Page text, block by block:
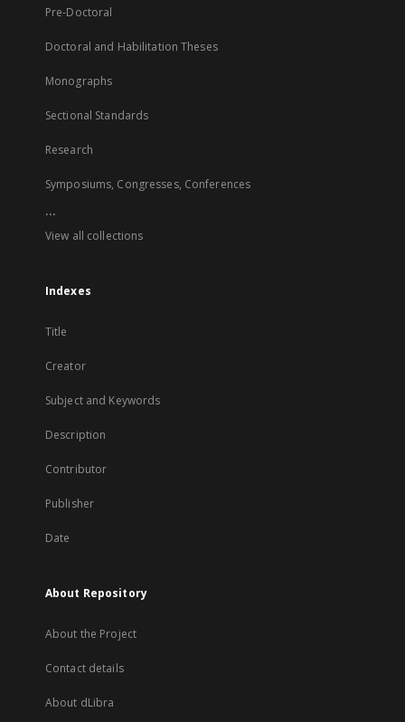
Pre-Doctoral
Doctoral and Habilitation Theses
Monographs
Sectional Standards
Research
Symposiums, Congresses, Conferences
...
View all collections
Indexes
Title
Creator
Subject and Keywords
Description
Contributor
Publisher
Date
About Repository
About the Project
Contact details
About dLibra